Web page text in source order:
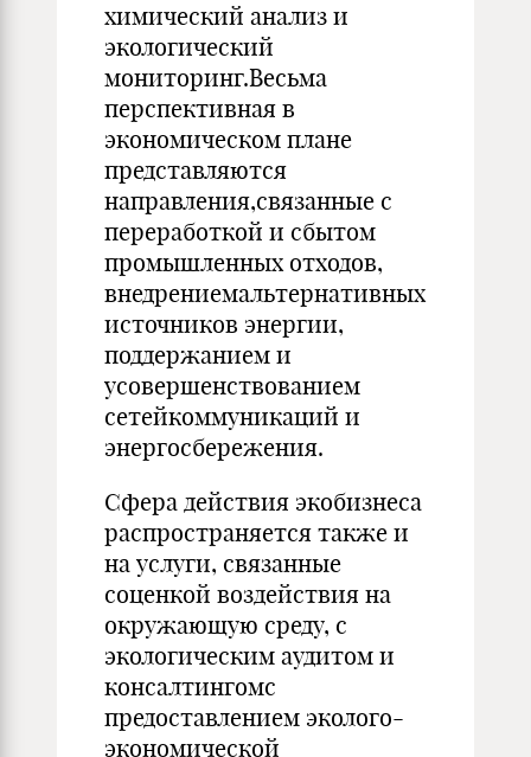
химический анализ и
экологический
мониторинг.Весьма
перспективная в
экономическом плане
представляются
направления,связанные с
переработкой и сбытом
промышленных отходов,
внедрениемальтернативных
источников энергии,
поддержанием и
усовершенствованием
сетейкоммуникаций и
энергосбережения.
Сфера действия экобизнеса
распространяется также и
на услуги, связанные
соценкой воздействия на
окружающую среду, с
экологическим аудитом и
консалтингомс
предоставлением эколого-
экономической